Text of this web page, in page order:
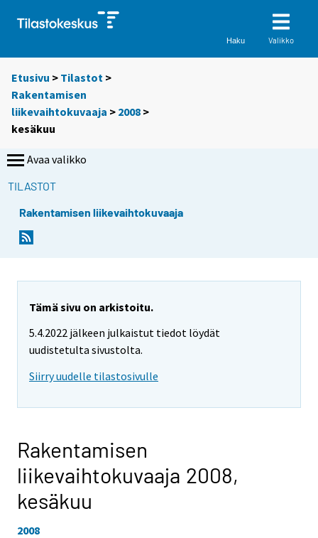
Haku Valikko
Etusivu > Tilastot >
Rakentamisen
liikevaihtokuvaaja > 2008 >
kesäkuu
Avaa valikko
TILASTOT
Rakentamisen liikevaihtokuvaaja
Tämä sivu on arkistoitu.
5.4.2022 jälkeen julkaistut tiedot löydät
uudistetulta sivustolta.
Siirry uudelle tilastosivulle
Rakentamisen
liikevaihtokuvaaja 2008,
kesäkuu
2008